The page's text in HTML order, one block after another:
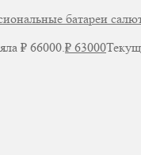
батареи
₽ 66000.₽ 63000